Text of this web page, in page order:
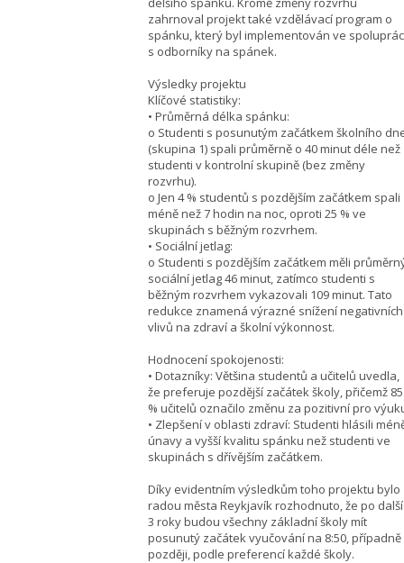
zahrnoval projekt také vzdělávací program o
spánku, který byl implementován ve
s odborníky na spánek.
Výsledky projektu
Klíčové statistiky:
• Průměrná délka spánku:
o Studenti s posunutým začátkem školního
(skupina 1) spali průměrně o 40 minut déle než
studenti v kontrolní skupině (bez změny
rozvrhu).
o Jen 4 % studentů s pozdějším začátkem spali
méně než 7 hodin na noc, oproti 25 % ve
skupinách s běžným rozvrhem.
• Sociální jetlag:
o Studenti s pozdějším začátkem měli
sociální jetlag 46 minut, zatímco studenti s
běžným rozvrhem vykazovali 109 minut. Tato
redukce znamená výrazné snížení negativních
vlivů na zdraví a školní výkonnost.
Hodnocení spokojenosti:
• Dotazníky: Většina studentů a učitelů uvedla,
že preferuje pozdější začátek školy, přičemž 85
% učitelů označilo změnu za pozitivní pro
• Zlepšení v oblasti zdraví: Studenti hlásili
únavy a vyšší kvalitu spánku než studenti ve
skupinách s dřívějším začátkem.
Díky evidentním výsledkům toho projektu bylo
radou města Reykjavík rozhodnuto, že po další
3 roky budou všechny základní školy mít
posunutý začátek vyučování na 8:50, případně
později, podle preferencí každé školy.